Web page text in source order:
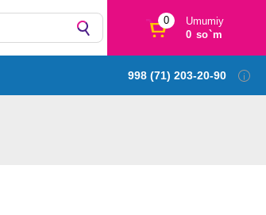
0
Umumiy
0 so`m
998 (71) 203-20-90